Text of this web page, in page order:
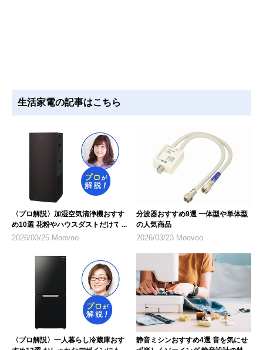
生活家電の記事はこちら
〈プロ解説〉加湿空気清浄機おすす
め10選 花粉やハウスダストだけで
なく乾燥対策にも
2026/03/25 Moovoo
分波器おすすめ9選 一体型や単体型
の人気商品
2026/03/23 Moovoo
〈プロ解説〉一人暮らし冷蔵庫おす
静音ミシンおすすめ4選 音を気にせ